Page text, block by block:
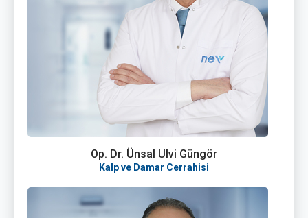
Op. Dr. Ünsal Ulvi Güngör
Kalp ve Damar Cerrahisi